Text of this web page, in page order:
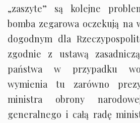
„zaszyte” są kolejne
bomba zegarowa oczekują na
dogodnym dla
zgodnie z ustawą
państwa w przypadku
wymienia tu zarówno
ministra obrony
generalnego i całą radę